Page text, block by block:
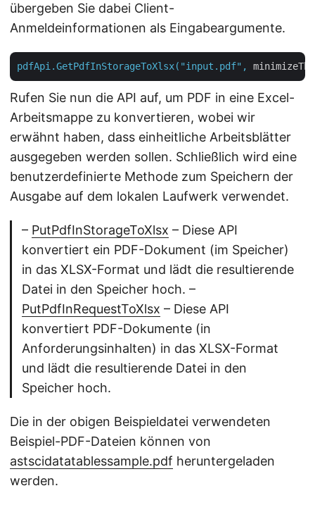
übergeben Sie dabei Client-
Anmeldeinformationen als Eingabeargumente.
pdfApi.GetPdfInStorageToXlsx("input.pdf",
Rufen Sie nun die API auf, um PDF in eine Excel-
Arbeitsmappe zu konvertieren, wobei wir
erwähnt haben, dass einheitliche Arbeitsblätter
ausgegeben werden sollen. Schließlich wird eine
benutzerdefinierte Methode zum Speichern der
Ausgabe auf dem lokalen Laufwerk verwendet.
– PutPdfInStorageToXlsx – Diese API
konvertiert ein PDF-Dokument (im Speicher)
in das XLSX-Format und lädt die resultierende
Datei in den Speicher hoch. –
PutPdfInRequestToXlsx – Diese API
konvertiert PDF-Dokumente (in
Anforderungsinhalten) in das XLSX-Format
und lädt die resultierende Datei in den
Speicher hoch.
Die in der obigen Beispieldatei verwendeten
Beispiel-PDF-Dateien können von
astscidatatablessample.pdf heruntergeladen
werden.